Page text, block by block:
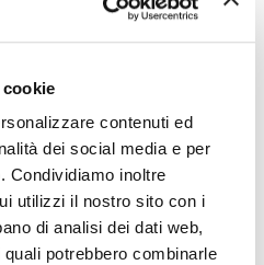
contenuti ed
dei social media e per
Condividiamo inoltre
utilizzi il nostro sito con i
di analisi dei dati web,
potrebbero combinarle
gratuita!
Nero Diam. 100mm
167,35 €